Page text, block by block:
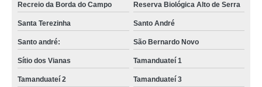
Recreio da Borda do Campo Reserva Biológica Alto de Serra
Santa Terezinha Santo André
Santo andré: São Bernardo Novo
Sítio dos Vianas Tamanduateí 1
Tamanduateí 2 Tamanduateí 3